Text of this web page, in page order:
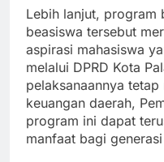
Lebih lanjut, program
beasiswa tersebut
aspirasi mahasiswa
melalui DPRD Kota
pelaksanaannya
keuangan daerah,
program ini dapat
manfaat bagi